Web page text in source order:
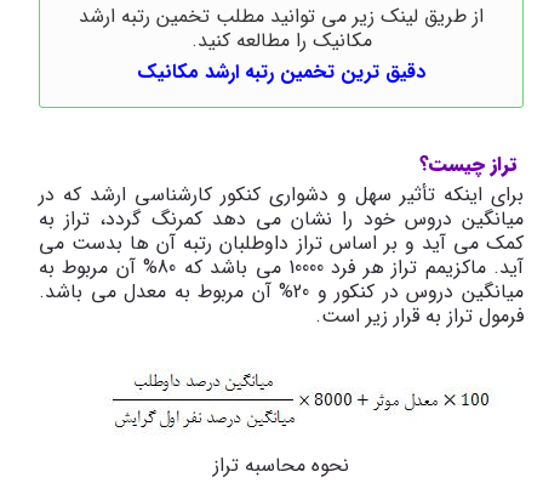
از طریق لینک زیر می توانید مطلب تخمین رتبه ارشد
مکانیک را مطالعه کنید.
دقیق ترین تخمین رتبه ارشد مکانیک
تراز چیست؟
برای اینکه تأثیر سهل و دشواری کنکور کارشناسی ارشد که در
میانگین دروس خود را نشان می­ دهد کمرنگ گردد، تراز به
کمک می­ آید و بر اساس تراز داوطلبان رتبه آن ها بدست می
آید. ماکزیمم تراز هر فرد 10000 می­ باشد که 80% آن مربوط به
میانگین دروس در کنکور و 20% آن مربوط به معدل می­ باشد.
فرمول تراز به قرار زیر است.
نحوه محاسبه تراز